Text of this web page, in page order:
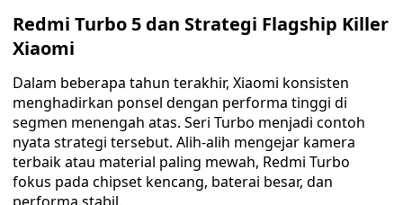
Redmi Turbo 5 dan Strategi Flagship Killer
Xiaomi
Dalam beberapa tahun terakhir, Xiaomi konsisten
menghadirkan ponsel dengan performa tinggi di
segmen menengah atas. Seri Turbo menjadi contoh
nyata strategi tersebut. Alih-alih mengejar kamera
terbaik atau material paling mewah, Redmi Turbo
fokus pada chipset kencang, baterai besar, dan